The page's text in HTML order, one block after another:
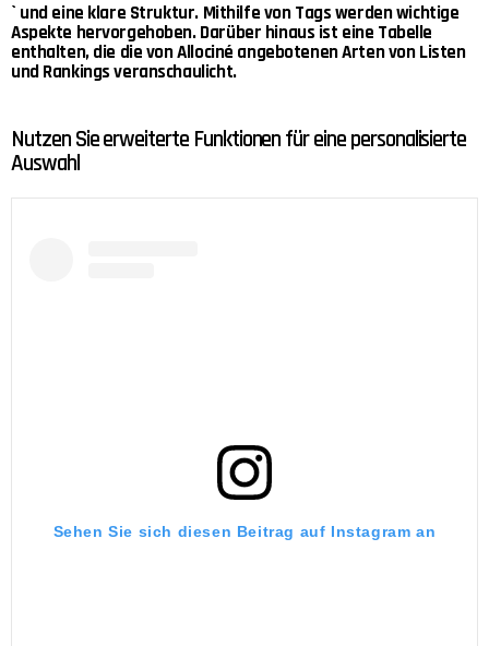
` und eine klare Struktur. Mithilfe von Tags werden wichtige
Aspekte hervorgehoben. Darüber hinaus ist eine Tabelle
enthalten, die die von Allociné angebotenen Arten von Listen
und Rankings veranschaulicht.
Nutzen Sie erweiterte Funktionen für eine personalisierte
Auswahl
Sehen Sie sich diesen Beitrag auf Instagram an